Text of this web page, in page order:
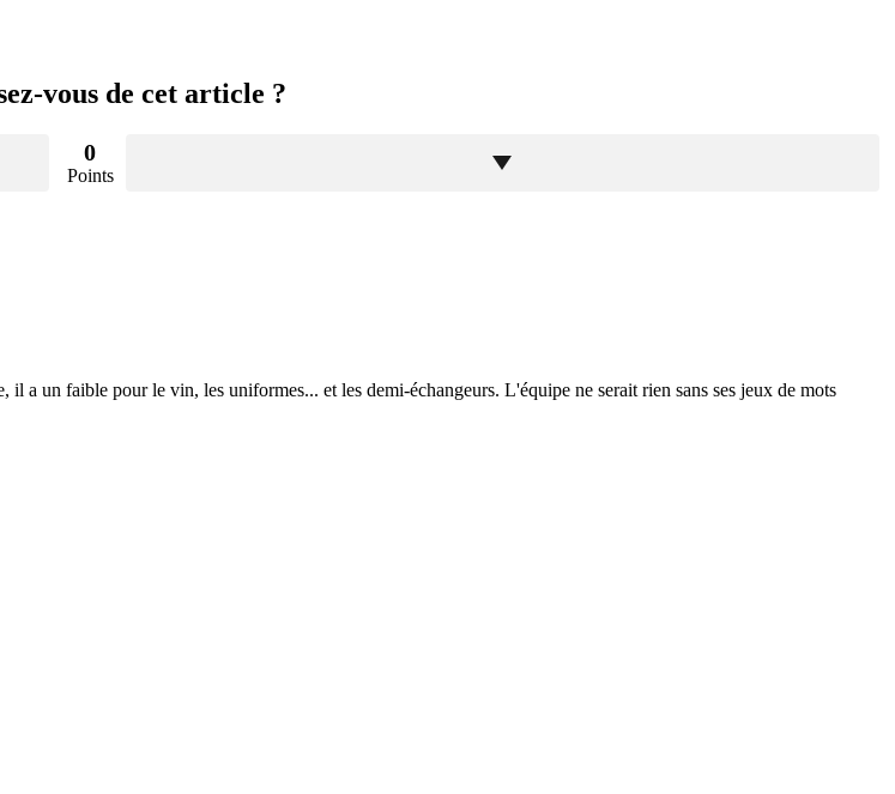
vous de cet article ?
0
Points
a un faible pour le vin, les uniformes... et les demi-échangeurs. L'équipe ne serait rien sans ses jeux de mots